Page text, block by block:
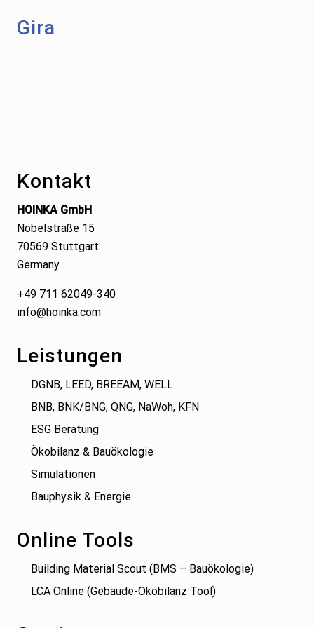
Gira
Kontakt
HOINKA GmbH
Nobelstraße 15
70569 Stuttgart
Germany
+49 711 62049-340
info@hoinka.com
Leistungen
DGNB, LEED, BREEAM, WELL
BNB, BNK/BNG, QNG, NaWoh, KFN
ESG Beratung
Ökobilanz & Bauökologie
Simulationen
Bauphysik & Energie
Online Tools
Building Material Scout (BMS – Bauökologie)
LCA Online (Gebäude-Ökobilanz Tool)